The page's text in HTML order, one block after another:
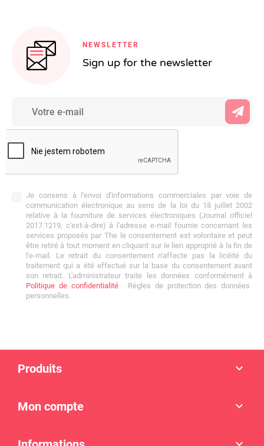
NEWSLETTER
Sign up for the newsletter
Je consens à l'envoi d'informations commerciales par voie de
communication électronique au sens de la loi du 18 juillet 2002
relative à la fourniture de services électroniques (Journal officiel
2017.1219, c'est-à-dire) à l'adresse e-mail fournie concernant les
services proposés par The le consentement est volontaire et peut
être retiré à tout moment en cliquant sur le lien approprié à la fin de
l'e-mail. Le retrait du consentement n'affecte pas la licéité du
traitement qui a été effectué sur la base du consentement avant
son retrait. L'administrateur traite les données conformément à
Politique de confidentialité. Règles de protection des données
personnelles.
Produits 
Mon compte 